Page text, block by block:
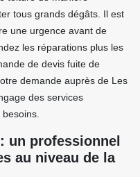
tous grands dégâts. Il est
une urgence avant de
les réparations plus les
de devis fuite de
demande auprès de Les
des services
un professionnel
au niveau de la